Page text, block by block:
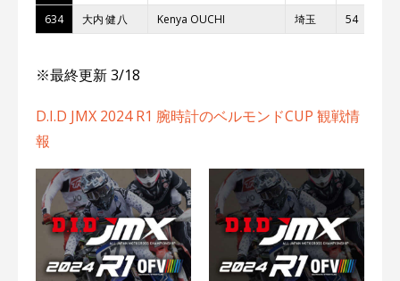
634
⼤内 健⼋ Kenya OUCHI 埼⽟ 54
※最終更新 3/18
D.I.D JMX 2024 R1 腕時計のベルモンドCUP 観戦情
報